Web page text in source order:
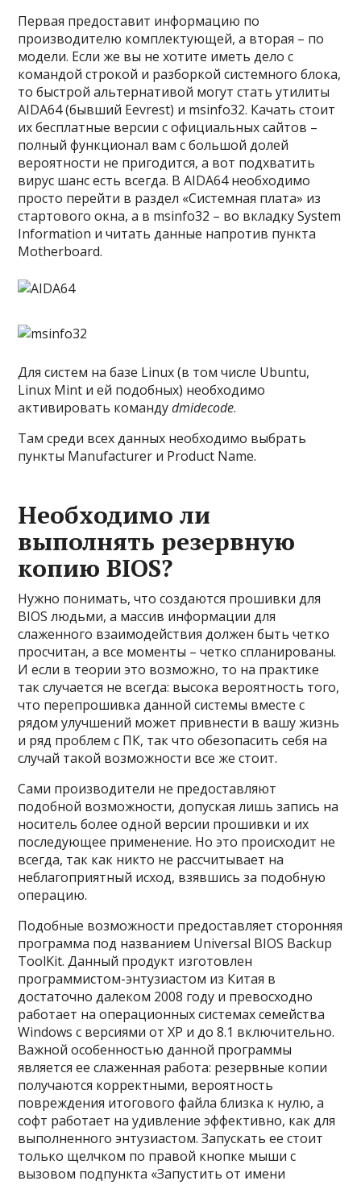
Первая предоставит информацию по
производителю комплектующей, а вторая – по
модели. Если же вы не хотите иметь дело с
командой строкой и разборкой системного блока,
то быстрой альтернативой могут стать утилиты
AIDA64 (бывший Eevrest) и msinfo32. Качать стоит
их бесплатные версии с официальных сайтов –
полный функционал вам с большой долей
вероятности не пригодится, а вот подхватить
вирус шанс есть всегда. В AIDA64 необходимо
просто перейти в раздел «Системная плата» из
стартового окна, а в msinfo32 – во вкладку System
Information и читать данные напротив пункта
Motherboard.
Для систем на базе Linux (в том числе Ubuntu,
Linux Mint и ей подобных) необходимо
активировать командуdmidecode.
Там среди всех данных необходимо выбрать
пункты Manufacturer и Product Name.
Необходимо ли
выполнять резервную
копию BIOS?
Нужно понимать, что создаются прошивки для
BIOS людьми, а массив информации для
слаженного взаимодействия должен быть четко
просчитан, а все моменты – четко спланированы.
И если в теории это возможно, то на практике
так случается не всегда: высока вероятность того,
что перепрошивка данной системы вместе с
рядом улучшений может привнести в вашу жизнь
и ряд проблем с ПК, так что обезопасить себя на
случай такой возможности все же стоит.
Сами производители не предоставляют
подобной возможности, допуская лишь запись на
носитель более одной версии прошивки и их
последующее применение. Но это происходит не
всегда, так как никто не рассчитывает на
неблагоприятный исход, взявшись за подобную
операцию.
Подобные возможности предоставляет сторонняя
программа под названием Universal BIOS Backup
ToolKit. Данный продукт изготовлен
программистом-энтузиастом из Китая в
достаточно далеком 2008 году и превосходно
работает на операционных системах семейства
Windows c версиями от XP и до 8.1 включительно.
Важной особенностью данной программы
является ее слаженная работа: резервные копии
получаются корректными, вероятность
повреждения итогового файла близка к нулю, а
софт работает на удивление эффективно, как для
выполненного энтузиастом. Запускать ее стоит
только щелчком по правой кнопке мыши с
вызовом подпункта «Запустить от имени